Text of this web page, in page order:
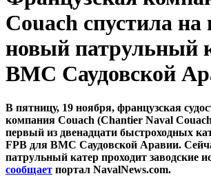
Couach спустила на
новый патрульный
ВМС Саудовской
В пятницу, 19 ноября, французская
компания Couach (Chantier Naval
первый из двенадцати быстроходных
FPB для ВМС Саудовской Аравии.
патрульный катер проходит заводские
сообщает портал NavalNews.com.